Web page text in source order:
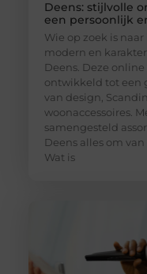
Deens: stijlvolle
een persoonlijk
Wie op zoek is
modern en
Deens. Deze
ontwikkeld tot een
van design,
woonaccessoires.
samengesteld
Deens alles om
Wat is